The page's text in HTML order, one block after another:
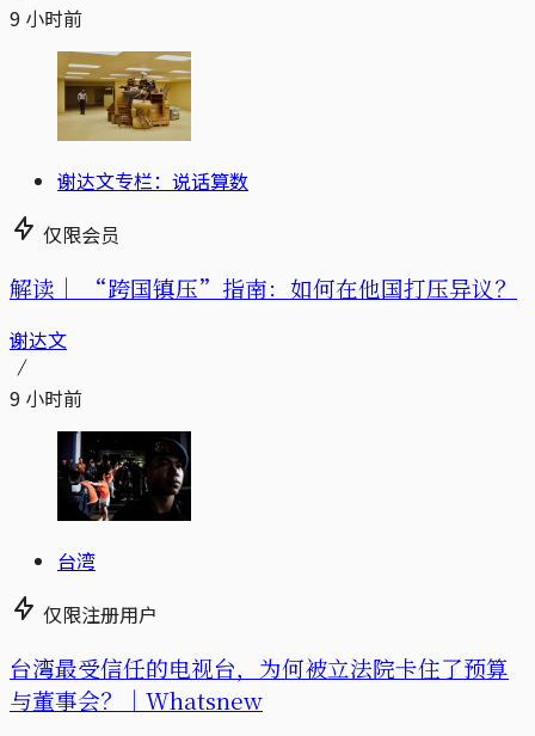
9 小时前
谢达文专栏：说话算数
仅限会员
解读｜ “跨国镇压”指南：如何在他国打压异议？
谢达文
9 小时前
台湾
仅限注册用户
台湾最受信任的电视台，为何被立法院卡住了预算
与董事会？｜Whatsnew